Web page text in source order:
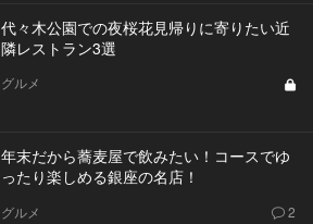
代々木公園での夜桜花見帰りに寄りたい近
隣レストラン3選
グルメ
年末だから蕎麦屋で飲みたい！コースでゆ
ったり楽しめる銀座の名店！
グルメ 2